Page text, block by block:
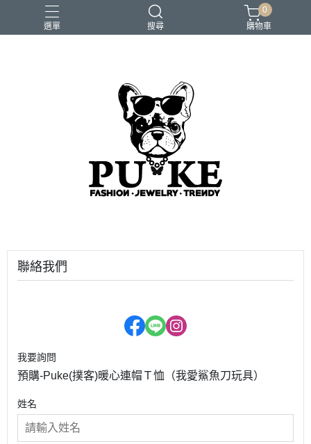
選單 搜尋
0
購物車
聯絡我們
我要詢問
預購-Puke(撲客)暖心連帽Ｔ恤（我愛鯊魚刀玩具）
姓名